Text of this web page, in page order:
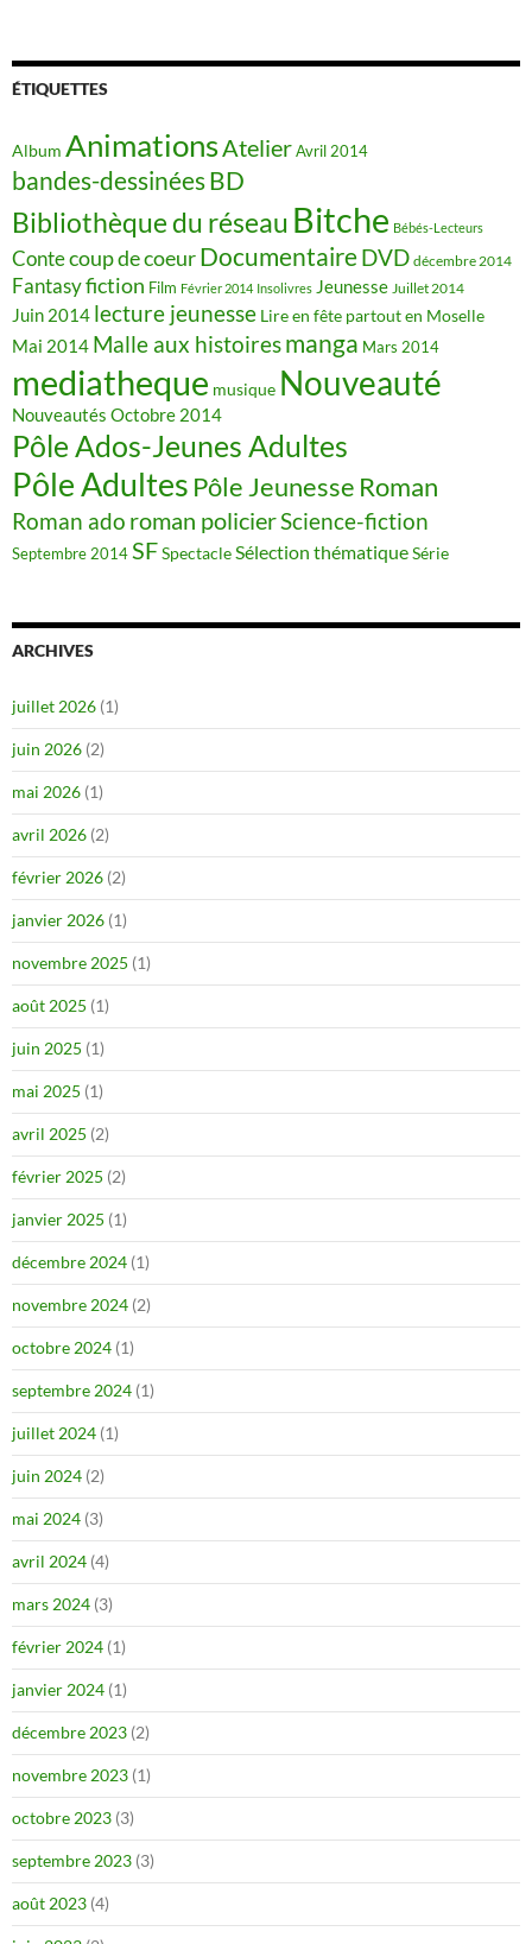
ÉTIQUETTES
Album AnimationsAtelierAvril 2014
bandes-dessinéesBD
Bibliothèque du réseau Bitche Bébés-Lecteurs
Contecoup de coeurDocumentaireDVD décembre 2014
Fantasyfiction Film Février 2014 Insolivres Jeunesse Juillet 2014
Juin 2014 lecture jeunesse Lire en fête partout en Moselle
Mai 2014 Malle aux histoiresmanga Mars 2014
mediatheque musique Nouveauté
Nouveautés Octobre 2014
Pôle Ados-Jeunes Adultes
Pôle Adultes Pôle Jeunesse Roman
Roman ado roman policierScience-fiction
Septembre 2014SFSpectacleSélection thématiqueSérie
ARCHIVES
juillet 2026 (1)
juin 2026 (2)
mai 2026 (1)
avril 2026 (2)
février 2026 (2)
janvier 2026 (1)
novembre 2025 (1)
août 2025 (1)
juin 2025 (1)
mai 2025 (1)
avril 2025 (2)
février 2025 (2)
janvier 2025 (1)
décembre 2024 (1)
novembre 2024 (2)
octobre 2024 (1)
septembre 2024 (1)
juillet 2024 (1)
juin 2024 (2)
mai 2024 (3)
avril 2024 (4)
mars 2024 (3)
février 2024 (1)
janvier 2024 (1)
décembre 2023 (2)
novembre 2023 (1)
octobre 2023 (3)
septembre 2023 (3)
août 2023 (4)